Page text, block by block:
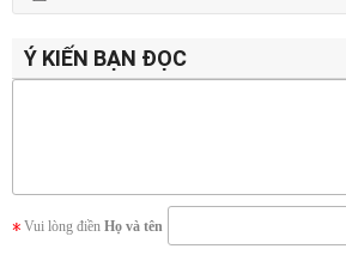
Ý KIẾN BẠN ĐỌC
Vui lòng điền Họ và tên